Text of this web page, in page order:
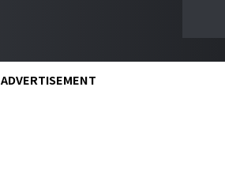
ADVERTISEMENT